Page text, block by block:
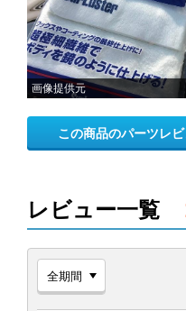
画像提供元
この商品のパーツレ
レビュー一覧